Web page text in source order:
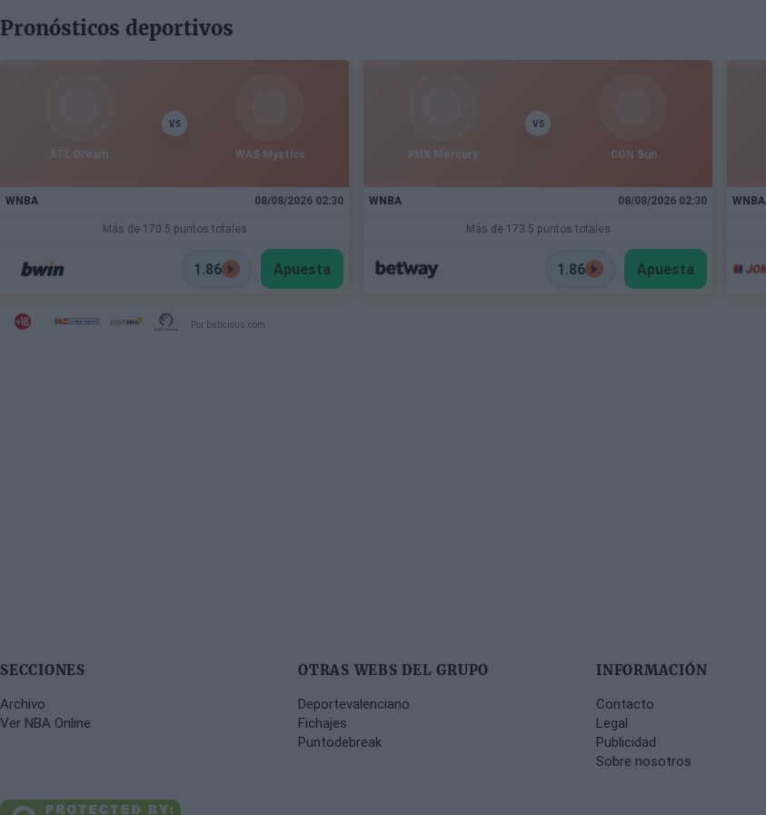
Pronósticos deportivos
ATL Dream
VS
WAS Mystics
WNBA 08/08/2026 02:30
Más de 170.5 puntos totales
1.86 Apuesta
PHX Mercury
VS
CON Sun
WNBA 08/08/2026 02:30
Más de 173.5 puntos totales
1.86 Apuesta
WNBA
Por beticious.com
SECCIONES
Archivo
Ver NBA Online
OTRAS WEBS DEL GRUPO
Deportevalenciano
Fichajes
Puntodebreak
INFORMACIÓN
Contacto
Legal
Publicidad
Sobre nosotros